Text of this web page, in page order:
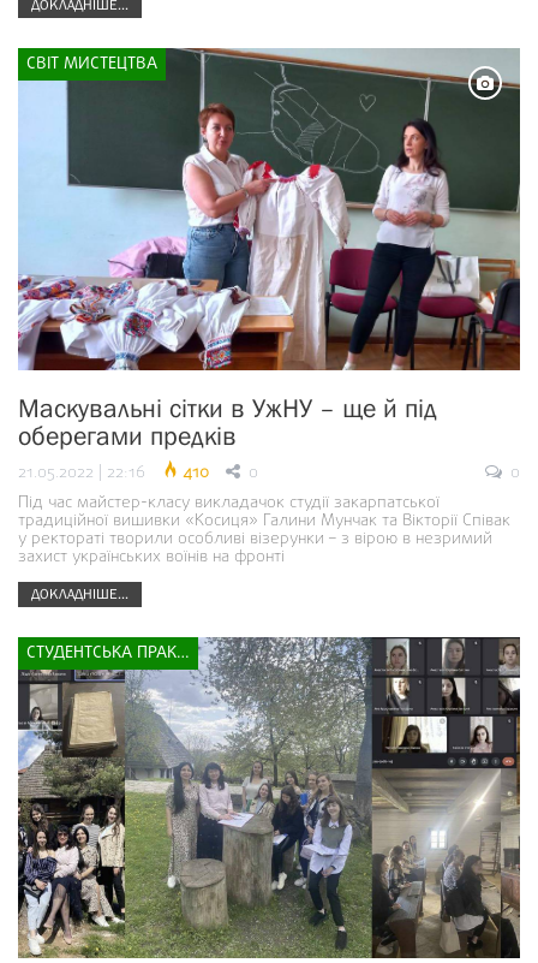
ДОКЛАДНІШЕ...
СВІТ МИСТЕЦТВА
Маскувальні сітки в УжНУ – ще й під
оберегами предків
21.05.2022 | 22:16 410 0
0
Під час майстер-класу викладачок студії закарпатської
традиційної вишивки «Косиця» Галини Мунчак та Вікторії Співак
у ректораті творили особливі візерунки – з вірою в незримий
захист українських воїнів на фронті
ДОКЛАДНІШЕ...
СТУДЕНТСЬКА ПРАКТИКА